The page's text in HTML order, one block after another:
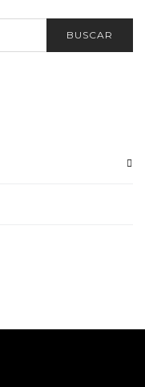
BUSCAR